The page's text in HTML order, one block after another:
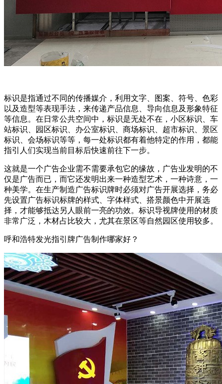
标识是指通过不同的传播媒介，利用文字、图案、符号、色彩
以及造型等表现手法，来传递产品信息、导向信息及形象特征
等信息。在日常公共空间中，标识是无处不在，小区标识、车
站标识、园区标识、办公室标识、商场标识、超市标识、景区
标识、会场标识等等，每一处标识都有着他特定的作用，都能
指引人们实现当前目标后快速前往下一步。
这就是一个广告企业需不需要承包它的缘故，广告业发明的不
仅是广告而已，而它还发明出来一种造型艺术，一种诗意，一
种美学。在生产制造广告标识牌时必须对广告开展选择，务必
先设置广告标识标牌的样式、字体样式、搭景颜色中开展选
择，才能够抵达另人眼前一亮的功效。标识导视牌使用的材质
非常广泛，木材占比较大，尤其在景区等自然园区使用较多。
呼和浩特发光指引牌广告制作哪家好？